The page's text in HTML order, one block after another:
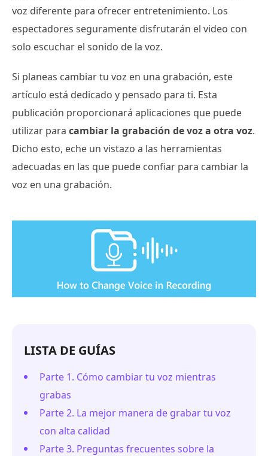
voz diferente para ofrecer entretenimiento. Los
espectadores seguramente disfrutarán el video con
solo escuchar el sonido de la voz.
Si planeas cambiar tu voz en una grabación, este
artículo está dedicado y pensado para ti. Esta
publicación proporcionará aplicaciones que puede
utilizar para cambiar la grabación de voz a otra voz.
Dicho esto, eche un vistazo a las herramientas
adecuadas en las que puede confiar para cambiar la
voz en una grabación.
LISTA DE GUÍAS
Parte 1. Cómo cambiar tu voz mientras
grabas
Parte 2. La mejor manera de grabar tu voz
con alta calidad
Parte 3. Preguntas frecuentes sobre la